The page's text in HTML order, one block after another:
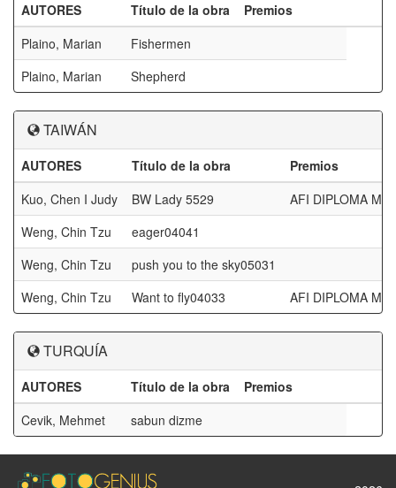
AUTORES Título de la obra
Premios
Plaino, Marian
Fishermen
Plaino, Marian
Shepherd
TAIWÁN
AUTORES Título de la obra
Premios
Kuo, Chen I Judy
BW Lady 5529
AFI DIPLOMA
Weng, Chin Tzu
eager04041
Weng, Chin Tzu
push you to the sky05031
Weng, Chin Tzu
Want to fly04033 AFI DIPLOMA
TURQUÍA
AUTORES Título de la obra
Premios
Cevik, Mehmet
sabun dizme